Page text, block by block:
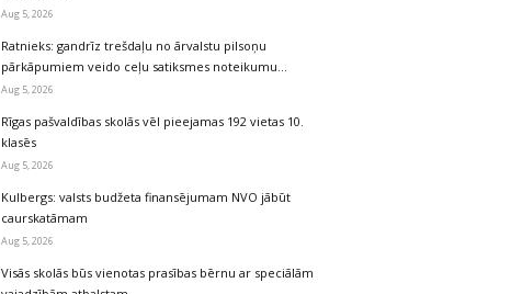
Aug 5, 2026
Ratnieks: gandrīz trešdaļu no ārvalstu pilsoņu
pārkāpumiem veido ceļu satiksmes noteikumu…
Aug 5, 2026
Rīgas pašvaldības skolās vēl pieejamas 192 vietas 10.
klasēs
Aug 5, 2026
Kulbergs: valsts budžeta finansējumam NVO jābūt
caurskatāmam
Aug 5, 2026
Visās skolās būs vienotas prasības bērnu ar speciālām